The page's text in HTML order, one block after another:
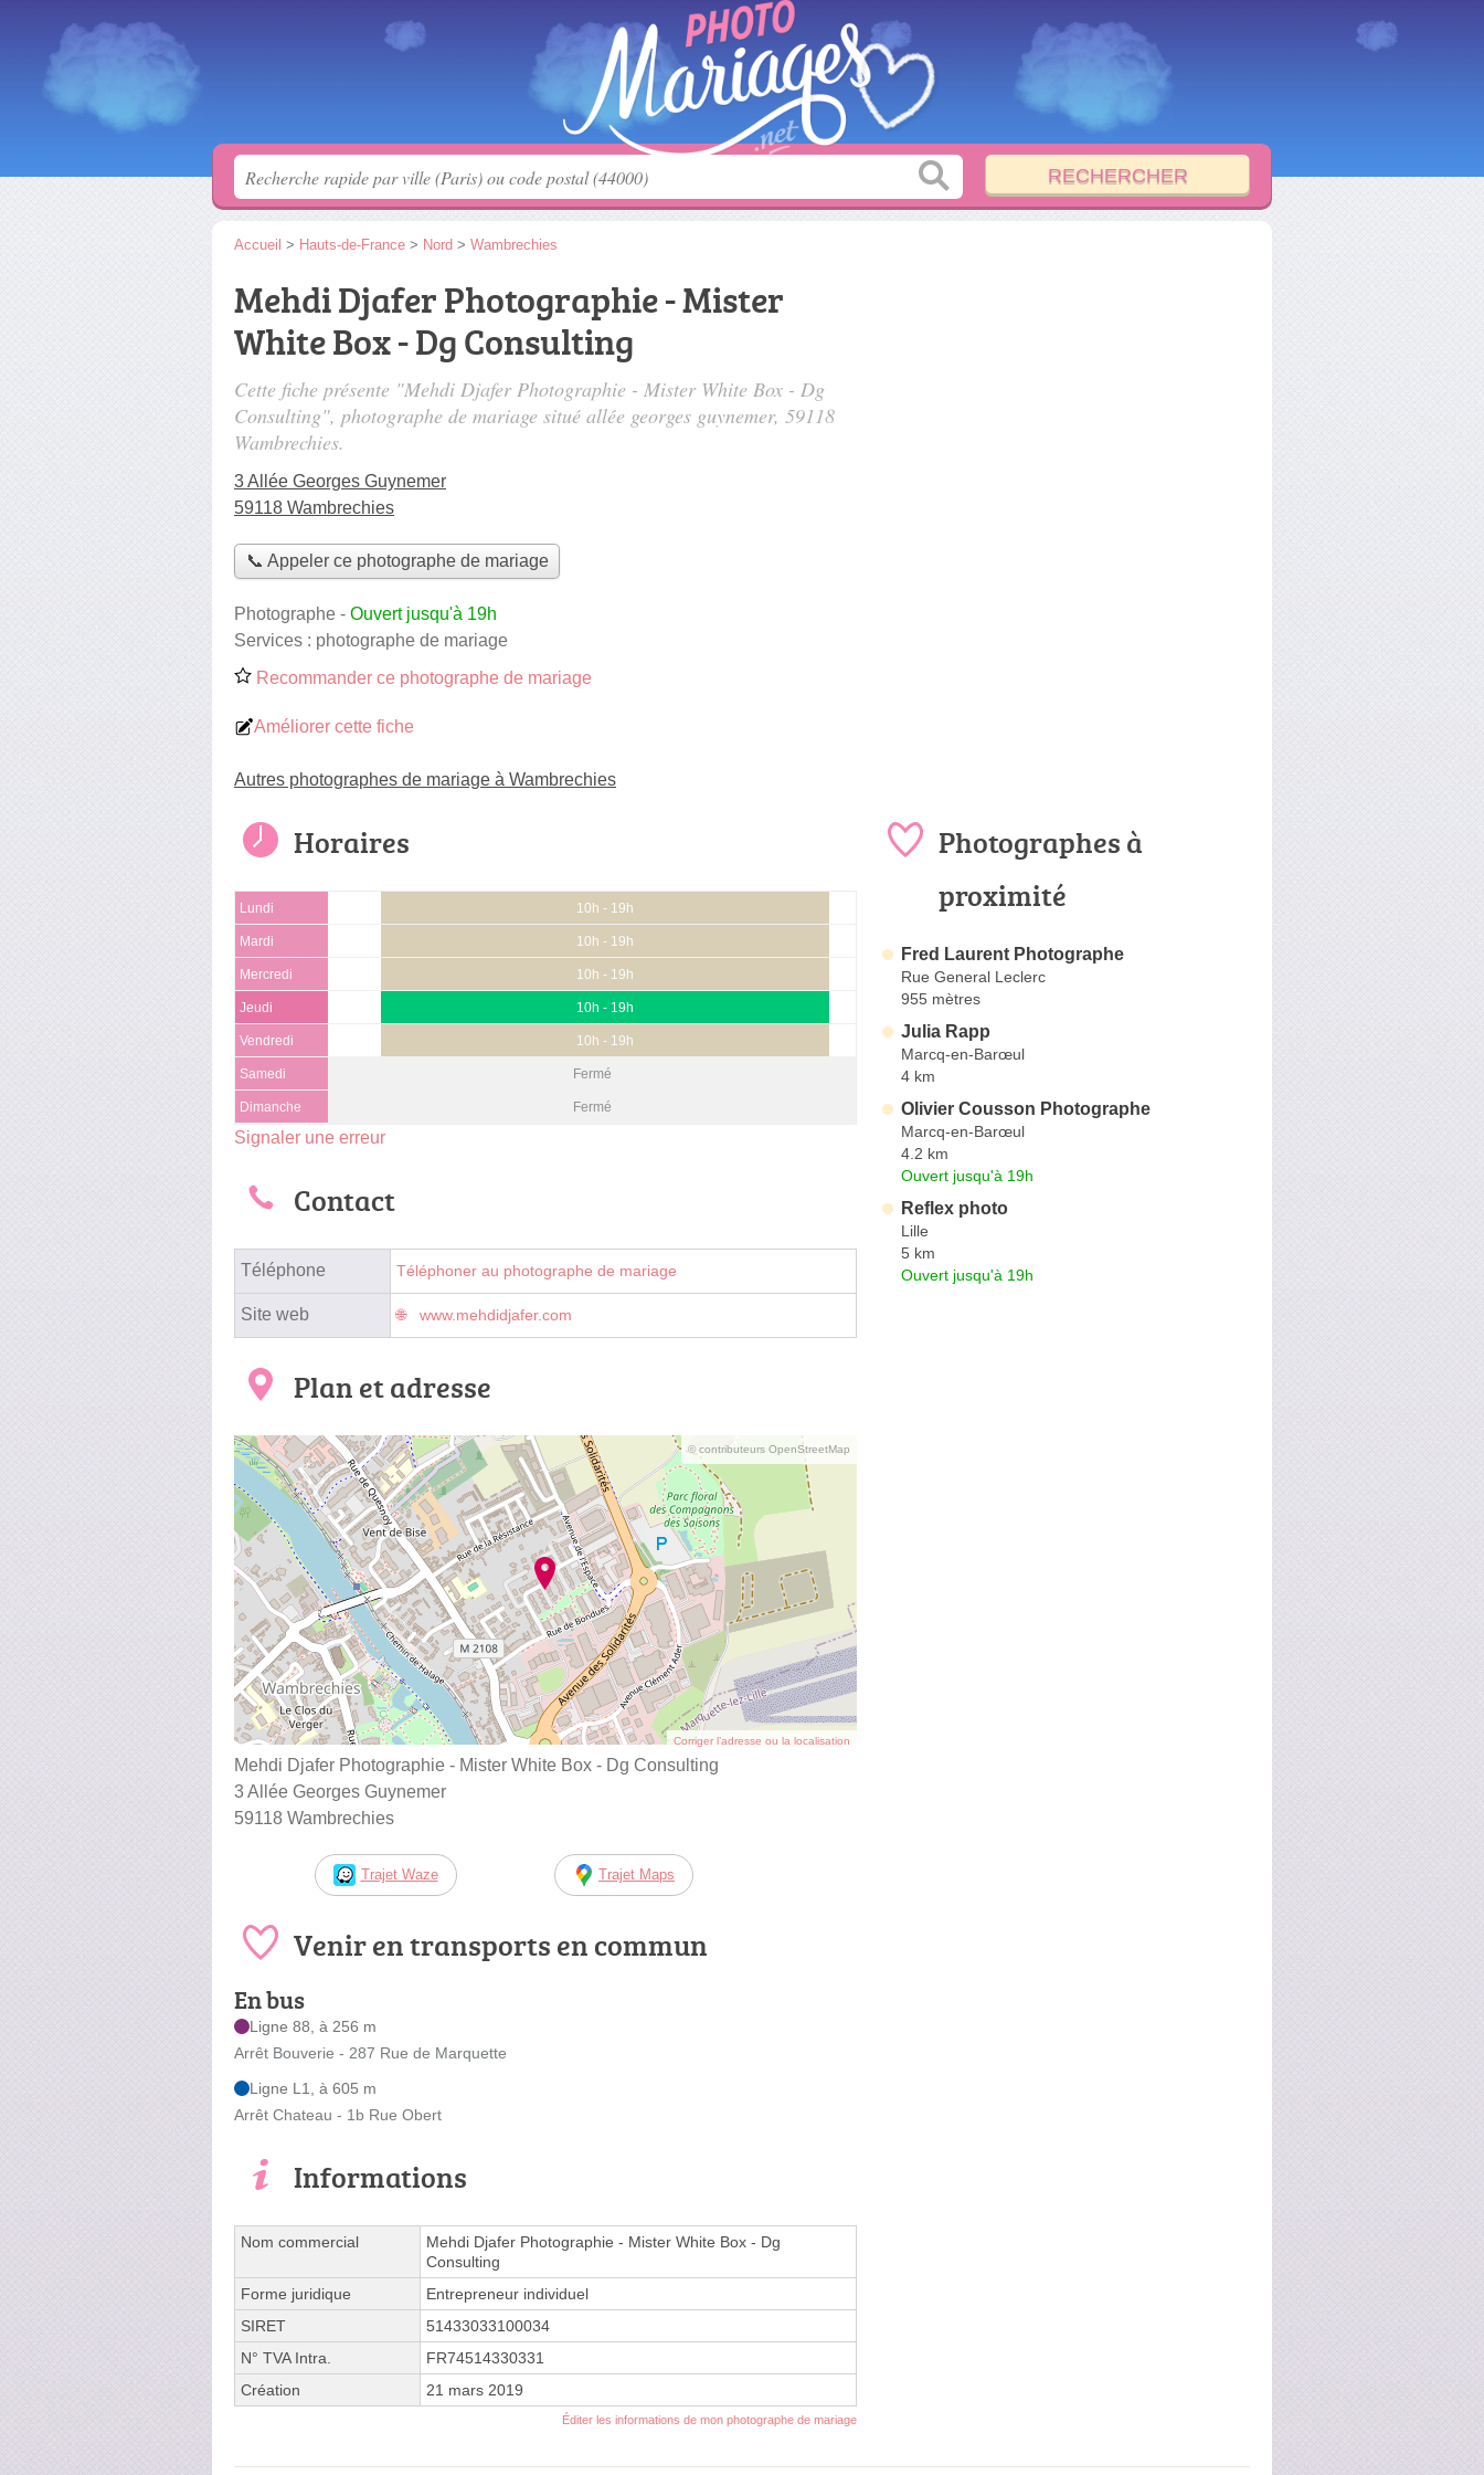
Accueil > Hauts-de-France > Nord > Wambrechies
Mehdi Djafer Photographie - Mister
White Box - Dg Consulting
Cette fiche présente "Mehdi Djafer Photographie - Mister White Box - Dg
Consulting", photographe de mariage situé allée georges guynemer, 59118
Wambrechies.
3 Allée Georges Guynemer
59118 Wambrechies
📞 Appeler ce photographe de mariage
Photographe - Ouvert jusqu'à 19h
Services : photographe de mariage
Recommander ce photographe de mariage
Améliorer cette fiche
Autres photographes de mariage à Wambrechies
Horaires
Lundi 10h - 19h
Mardi 10h - 19h
Mercredi 10h - 19h
Jeudi 10h - 19h
Vendredi 10h - 19h
Samedi Fermé
Dimanche Fermé
Signaler une erreur
Contact
Téléphone Téléphoner au photographe de mariage
Site web www.mehdidjafer.com
Plan et adresse
© contributeurs OpenStreetMap
Corriger l’adresse ou la localisation
Mehdi Djafer Photographie - Mister White Box - Dg Consulting
3 Allée Georges Guynemer
59118 Wambrechies
Trajet Waze Trajet Maps
Venir en transports en commun
En bus
Ligne 88, à 256 m
Arrêt Bouverie - 287 Rue de Marquette
Ligne L1, à 605 m
Arrêt Chateau - 1b Rue Obert
Informations
Nom commercial
Mehdi Djafer Photographie - Mister White Box - Dg
Consulting
Forme juridique
Entrepreneur individuel
SIRET
51433033100034
N° TVA Intra.
FR74514330331
Création
21 mars 2019
Éditer les informations de mon photographe de mariage
Photographes à
proximité
Fred Laurent Photographe
Rue General Leclerc
955 mètres
Julia Rapp
Marcq-en-Barœul
4 km
Olivier Cousson Photographe
Marcq-en-Barœul
4.2 km
Ouvert jusqu'à 19h
Reflex photo
Lille
5 km
Ouvert jusqu'à 19h